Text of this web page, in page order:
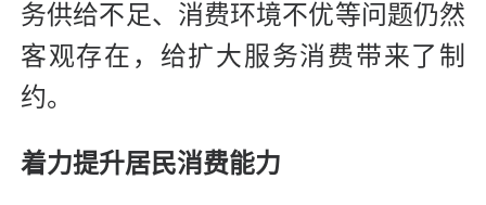
务供给不足、消费环境不优等问题仍然
客观存在，给扩大服务消费带来了制
约。
着力提升居民消费能力